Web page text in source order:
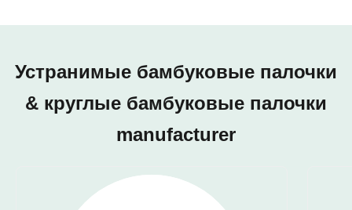
Устранимые бамбуковые палочки
& круглые бамбуковые палочки
manufacturer